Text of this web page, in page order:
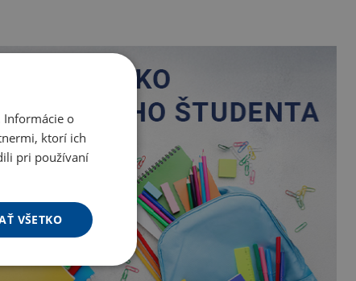
Informácie o
ktorí ich
pri používaní
VŠETKO